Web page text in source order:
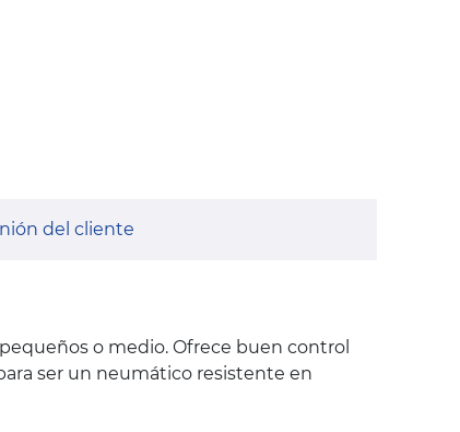
del cliente
o medio. Ofrece buen control
ser un neumático resistente en